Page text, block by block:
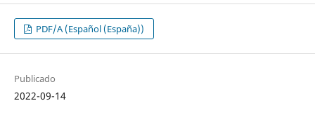
PDF/A (Español (España))
Publicado
2022-09-14